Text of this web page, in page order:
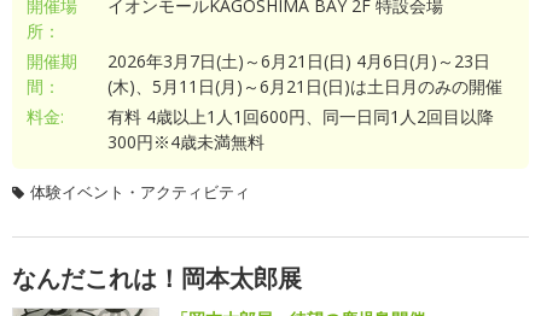
開催場
所：
イオンモールKAGOSHIMA BAY 2F 特設会場
開催期
間：
2026年3月7日(土)～6月21日(日) 4月6日(月)～23日
(木)、5月11日(月)～6月21日(日)は土日月のみの開催
料金:
有料 4歳以上1人1回600円、同一日同1人2回目以降
300円※4歳未満無料
体験イベント・アクティビティ
なんだこれは！岡本太郎展